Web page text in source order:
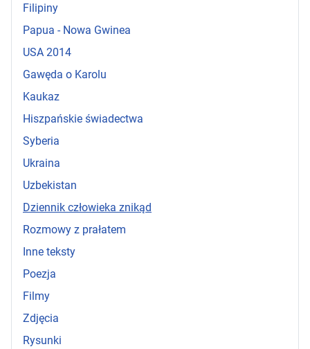
Filipiny
Papua - Nowa Gwinea
USA 2014
Gawęda o Karolu
Kaukaz
Hiszpańskie świadectwa
Syberia
Ukraina
Uzbekistan
Dziennik człowieka znikąd
Rozmowy z prałatem
Inne teksty
Poezja
Filmy
Zdjęcia
Rysunki